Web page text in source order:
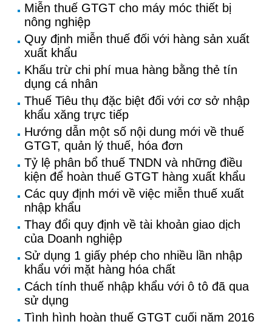
Miễn thuế GTGT cho máy móc thiết bị
nông nghiệp
Quy định miễn thuế đối với hàng sản xuất
xuất khẩu
Khấu trừ chi phí mua hàng bằng thẻ tín
dụng cá nhân
Thuế Tiêu thụ đặc biệt đối với cơ sở nhập
khẩu xăng trực tiếp
Hướng dẫn một số nội dung mới về thuế
GTGT, quản lý thuế, hóa đơn
Tỷ lệ phân bổ thuế TNDN và những điều
kiện để hoàn thuế GTGT hàng xuất khẩu
Các quy định mới về việc miễn thuế xuất
nhập khẩu
Thay đổi quy định về tài khoản giao dịch
của Doanh nghiệp
Sử dụng 1 giấy phép cho nhiều lần nhập
khẩu với mặt hàng hóa chất
Cách tính thuế nhập khẩu với ô tô đã qua
sử dụng
Tình hình hoàn thuế GTGT cuối năm 2016